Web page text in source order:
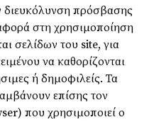
διευκόλυνση πρόσβασης
στη χρησιμοποίηση
σελίδων του site, για
να καθορίζονται
ή δημοφιλείς. Τα
επίσης τον
που χρησιμοποιεί ο